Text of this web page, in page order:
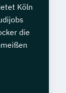
Köln
die